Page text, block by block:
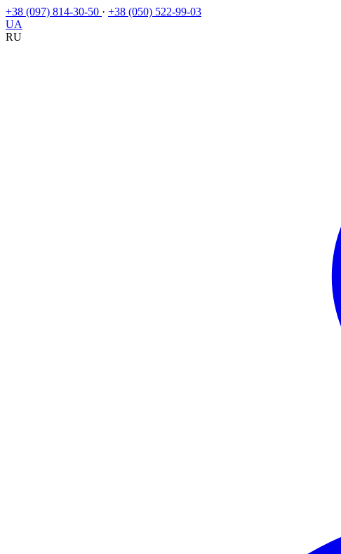
+38 (097) 814-30-50 · +38 (050) 522-99-03
UA
RU